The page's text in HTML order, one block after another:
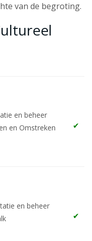
van de begroting.
en beheer
en Omstreken
en beheer